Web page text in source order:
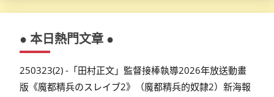
● 本日熱門文章 ●
250323(2) -「田村正文」監督接棒執導2026年放送動畫
版《魔都精兵のスレイブ2》（魔都精兵的奴隸2）新海報